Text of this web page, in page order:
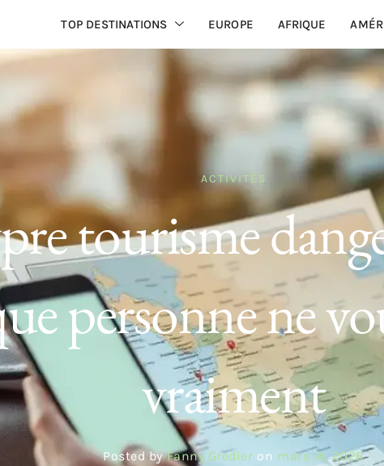
TOP DESTINATIONS EUROPE AFRIQUE
ACTIVITÉS
tourisme
personne ne
vraiment
Posted by Fanny Gredier on mars 14, 2026